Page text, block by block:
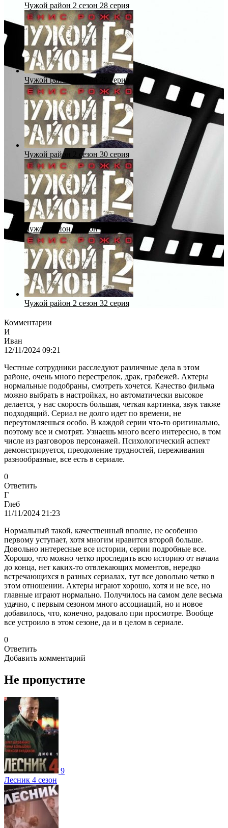
Чужой район 2 сезон 28 серия
Чужой район 2 сезон 29 серия
Чужой район 2 сезон 30 серия
Чужой район 2 сезон 31 серия
Чужой район 2 сезон 32 серия
Комментарии
И
Иван
12/11/2024 09:21
Честные сотрудники расследуют различные дела в этом
районе, очень много перестрелок, драк, грабежей. Актеры
нормальные подобраны, смотреть хочется. Качество фильма
можно выбрать в настройках, но автоматически высокое
делается, у нас скорость большая, четкая картинка, звук также
подходящий. Сериал не долго идет по времени, не
переутомляешься особо. В каждой серии что-то оригинально,
поэтому все и смотрят. Узнаешь много всего интересно, в том
числе из разговоров персонажей. Психологический аспект
демонстрируется, преодоление трудностей, переживания
разнообразные, все есть в сериале.
0
Ответить
Г
Глеб
11/11/2024 21:23
Нормальный такой, качественный вполне, не особенно
первому уступает, хотя многим нравится второй больше.
Довольно интересные все истории, серии подробные все.
Хорошо, что можно четко проследить всю историю от начала
до конца, нет каких-то отвлекающих моментов, нередко
встречающихся в разных сериалах, тут все довольно четко в
этом отношении. Актеры играют хорошо, хотя и не все, но
главные играют нормально. Получилось на самом деле весьма
удачно, с первым сезоном много ассоциаций, но и новое
добавилось, что, конечно, радовало при просмотре. Вообще
все устроило в этом сезоне, да и в целом в сериале.
0
Ответить
Добавить комментарий
Не пропустите
9
Лесник 4 сезон